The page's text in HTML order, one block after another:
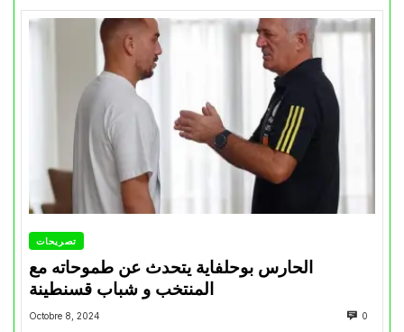
تصريحات
الحارس بوحلفاية يتحدث عن طموحاته مع
المنتخب و شباب قسنطينة
Octobre 8, 2024 0